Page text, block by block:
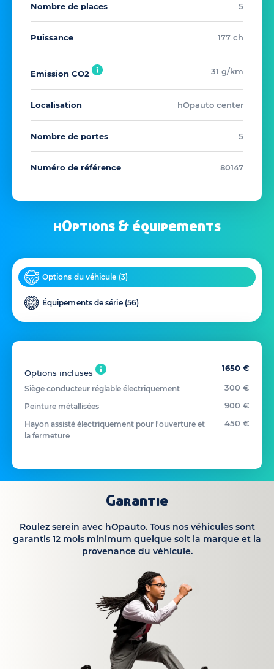
Nombre de places 5
Puissance 177 ch
Emission CO2 31 g/km
Localisation hOpauto center
Nombre de portes 5
Numéro de référence 80147
hOptions & équipements
Options du véhicule (3)
Équipements de série (56)
Options incluses 1650 €
Siège conducteur réglable électriquement 300 €
Peinture métallisées 900 €
Hayon assisté électriquement pour l'ouverture et
la fermeture
450 €
Garantie
Roulez serein avec hOpauto. Tous nos véhicules sont
garantis 12 mois minimum quelque soit la marque et la
provenance du véhicule.